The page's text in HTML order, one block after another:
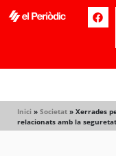
Inici » Societat » Xerrades
relacionats amb la seguretat